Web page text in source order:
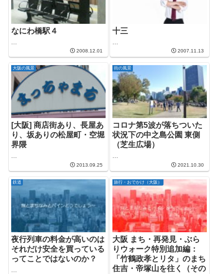
なにわ橋駅４
2008.12.01
十三
2007.11.13
大阪の風景
[大阪] 商店街あり、長屋あ
り、坂ありの松屋町・空堀
界隈
...
2013.09.25
街の風景
コロナ第5波が落ちついた
状況下の中之島公園 東側
（芝生広場）
...
2021.10.30
鉄道
夜行列車の料金が高いのは
それだけ安全を買っている
ってことではないのか？
...
旅行・おでかけ（大阪）
大阪 まち・再発見・ぶら
りウォーク特別追加編：
「竹鶴政孝とリタ」のまち
住吉・帝塚山を往く（その